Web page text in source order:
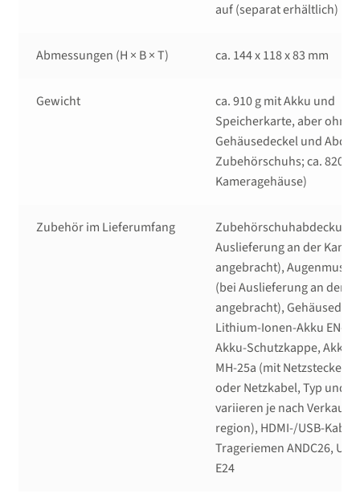
auf (separat erhältlich)
Abmessungen (H × B × T) ca. 144 x 118 x 83 mm
Gewicht
ca. 910 g mit Akku und
Speicherkarte, aber ohne
Gehäusedeckel und
Zubehörschuhs; ca. 820 g
Kameragehäuse)
Zubehör im Lieferumfang
Zubehörschuhabdeckung
Auslieferung an der
angebracht),
(bei Auslieferung an der
angebracht),
Lithium-Ionen-Akku EN-
Akku-Schutzkappe,
MH-25a (mit
oder Netzkabel, Typ und
variieren je nach
region), HDMI-/USB-
Trageriemen ANDC26,
E24